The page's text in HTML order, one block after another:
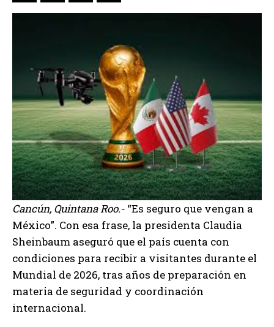
Cancún, Quintana Roo.- “Es seguro que vengan a
México”. Con esa frase, la presidenta Claudia
Sheinbaum aseguró que el país cuenta con
condiciones para recibir a visitantes durante el
Mundial de 2026, tras años de preparación en
materia de seguridad y coordinación
internacional.